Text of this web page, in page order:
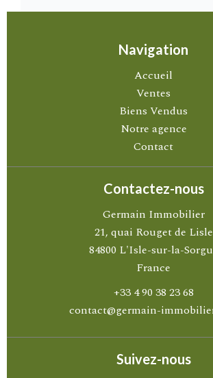
Navigation
Accueil
Ventes
Biens Vendus
Notre agence
Contact
Contactez-nous
Germain Immobilier
21, quai Rouget de Lisle
84800 L'Isle-sur-la-
France
+33 4 90 38 23 68
contact@germain-
Suivez-nous